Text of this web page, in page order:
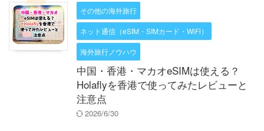
その他の海外旅行
ネット通信（eSIM・SIMカード・WiFi）
海外旅行ノウハウ
中国・香港・マカオeSIMは使える？
Holaflyを香港で使ってみたレビューと
注意点
2026/6/30